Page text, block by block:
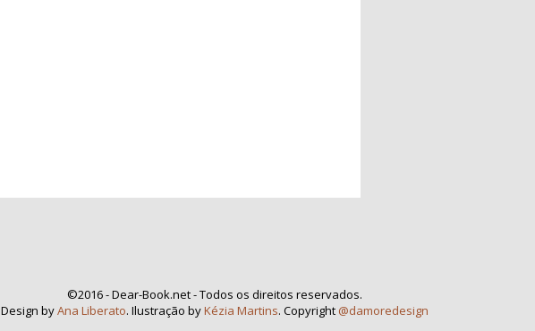
©2016 - Dear-Book.net - Todos os direitos reservados.
Design byAna Liberato. Ilustração byKézia Martins. Copyright @damoredesign